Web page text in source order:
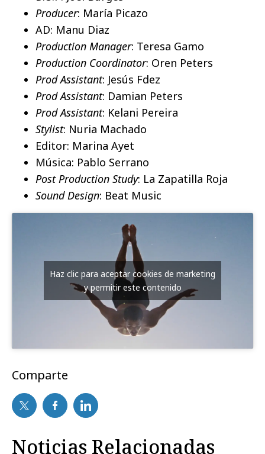
Producer: María Picazo
AD: Manu Diaz
Production Manager: Teresa Gamo
Production Coordinator: Oren Peters
Prod Assistant: Jesús Fdez
Prod Assistant: Damian Peters
Prod Assistant: Kelani Pereira
Stylist: Nuria Machado
Editor: Marina Ayet
Música: Pablo Serrano
Post Production Study: La Zapatilla Roja
Sound Design: Beat Music
Haz clic para aceptar cookies de marketing
y permitir este contenido
Comparte
Noticias Relacionadas